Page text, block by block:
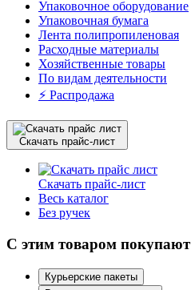
Упаковочное оборудование
Упаковочная бумага
Лента полипропиленовая
Расходные материалы
Хозяйственные товары
По видам деятельности
⚡️ Распродажа
Скачать прайс-лист
Скачать прайс-лист
Весь каталог
Без ручек
С этим товаром покупают
Курьерские пакеты